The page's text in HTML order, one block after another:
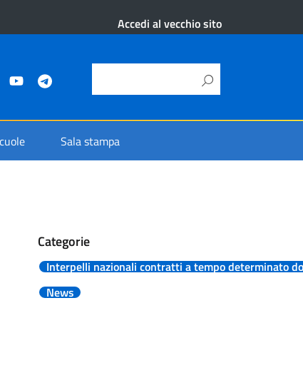
Accedi al vecchio sito
Sala stampa
Categorie
Interpelli nazionali contratti a tempo determinato
News